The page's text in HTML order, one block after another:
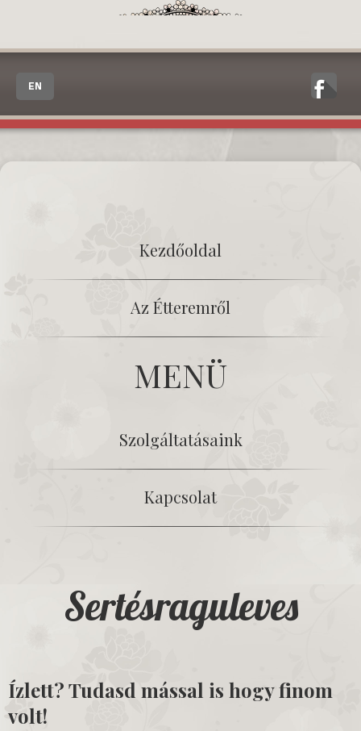
EN
Kezdőoldal
Az Étteremről
MENÜ
Szolgáltatásaink
Kapcsolat
Sertésraguleves
Ízlett? Tudasd mással is hogy finom
volt!